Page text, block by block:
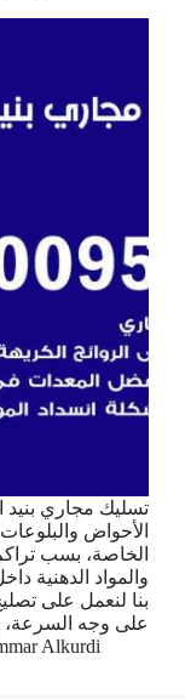
تسليك مجاري بنيد
الأحواض
الخاصة، بسب
والمواد الدهنية
بنا لنعمل على
على وجه
Alkurdi